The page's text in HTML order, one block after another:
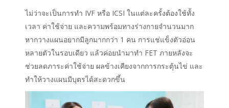
ไม่ว่าจะเป็นการทำ IVF หรือ ICSI ในแต่ละครั้งต้องใช้ทั้ง
เวลา ค่าใช้จ่าย และความพร้อมทางร่างกายจำนวนมาก
หากวางแผนอยากมีลูกมากกว่า 1 คน การแช่แข็งตัวอ่อน
หลายตัวในรอบเดียว แล้วค่อยนำมาทำ FET ภายหลังจะ
ช่วยลดภาระค่าใช้จ่าย ผลข้างเคียงจากการกระตุ้นไข่ และ
ทำให้วางแผนมีบุตรได้สะดวกขึ้น